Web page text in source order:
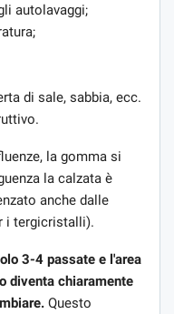
autolavaggi;
di sale, sabbia, ecc.
la gomma si
la calzata è
anche dalle
i tergicristalli).
3-4 passate e l'area
diventa chiaramente
Questo